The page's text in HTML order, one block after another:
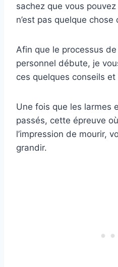
sachez que vous
n’est pas quelque chose
Afin que le processus
personnel débute, je
ces quelques conseils et
Une fois que les larmes
passés, cette épreuve
l’impression de mourir,
grandir.